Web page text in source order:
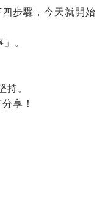
步驟，今天就開始
。
。
享！